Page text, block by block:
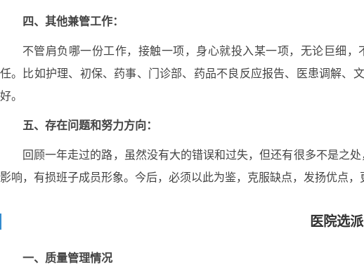
四、其他兼管工作：
不管肩负哪一份工作，接触一项，身心就投入某一项，无论巨细
任。比如护理、初保、药事、门诊部、药品不良反应报告、医患调解、
好。
五、存在问题和努力方向：
回顾一年走过的路，虽然没有大的错误和过失，但还有很多不是之
影响，有损班子成员形象。今后，必须以此为鉴，克服缺点，发扬优点，
医院选
一、质量管理情况